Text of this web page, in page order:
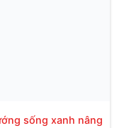
sống xanh nâng